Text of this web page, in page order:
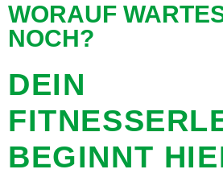
WORAUF
NOCH?
DEIN
BEGINNT